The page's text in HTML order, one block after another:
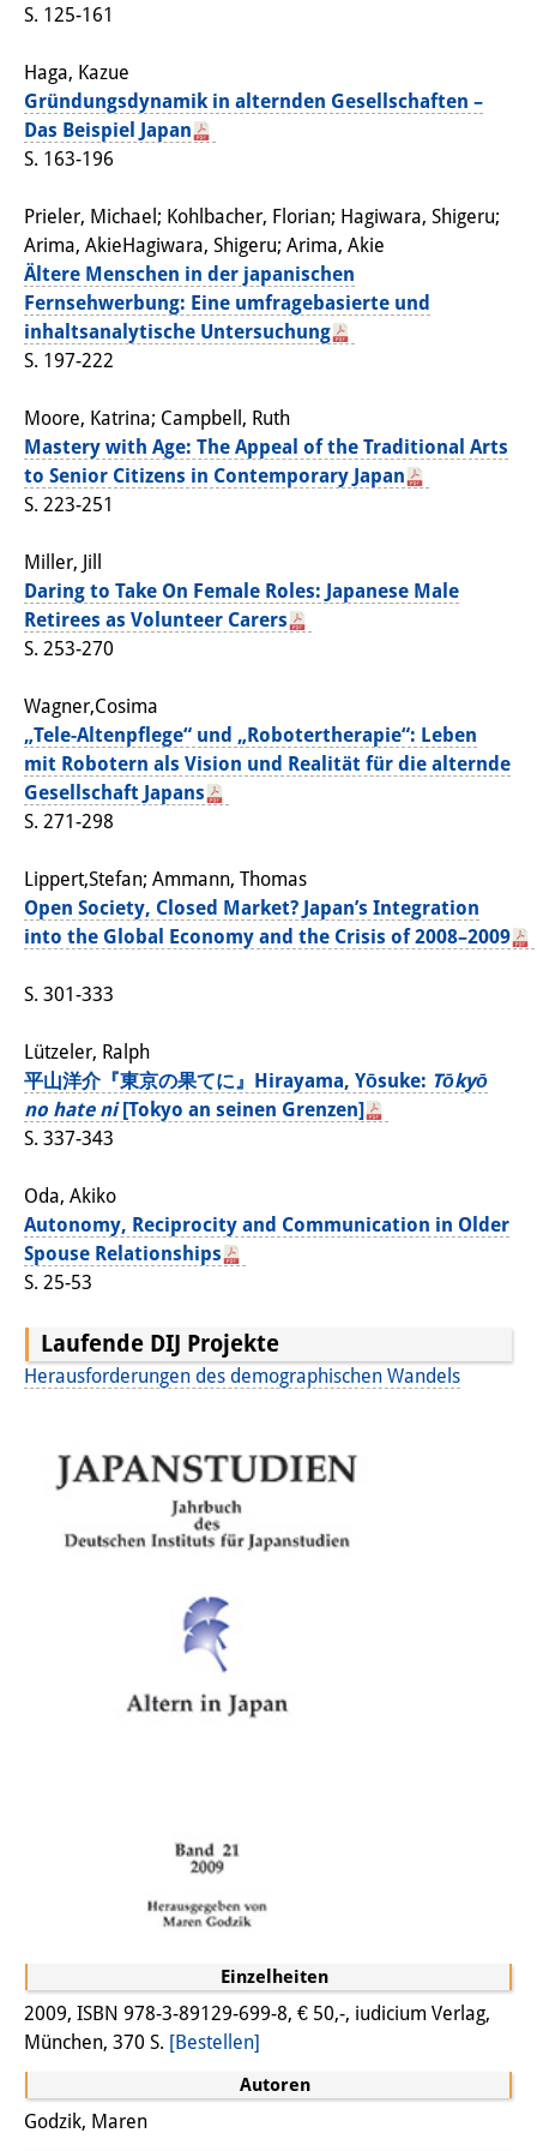
Wissenschaftliche MitarbeiterInnen
Stipendienprogramm für
GastwissenschaftlerInnen-
Programm
Praktikum
Links
Kontakt
Anfahrt
Einzelheiten
2009, ISBN 978-3-89129-699-8, € 50,-, iudicium Verlag,
München, 370 S. [Bestellen]
Autoren
Godzik, Maren
S. 125-161
Haga, Kazue
Gründungsdynamik in alternden Gesellschaften –
Das Beispiel Japan
S. 163-196
Prieler, Michael; Kohlbacher, Florian; Hagiwara, Shigeru;
Arima, AkieHagiwara, Shigeru; Arima, Akie
Ältere Menschen in der japanischen
Fernsehwerbung: Eine umfragebasierte und
inhaltsanalytische Untersuchung
S. 197-222
Moore, Katrina; Campbell, Ruth
Mastery with Age: The Appeal of the Traditional Arts
to Senior Citizens in Contemporary Japan
S. 223-251
Miller, Jill
Daring to Take On Female Roles: Japanese Male
Retirees as Volunteer Carers
S. 253-270
Wagner,Cosima
„Tele-Altenpflege“ und „Robotertherapie“: Leben
mit Robotern als Vision und Realität für die alternde
Gesellschaft Japans
S. 271-298
Lippert,Stefan; Ammann, Thomas
Open Society, Closed Market? Japan’s Integration
into the Global Economy and the Crisis of 2008–2009
S. 301-333
Lützeler, Ralph
平山洋介『東京の果てに』Hirayama, Yōsuke: Tōkyō
no hate ni[Tokyo an seinen Grenzen]
S. 337-343
Oda, Akiko
Autonomy, Reciprocity and Communication in Older
Spouse Relationships
S. 25-53
Laufende DIJ Projekte
Herausforderungen des demographischen Wandels